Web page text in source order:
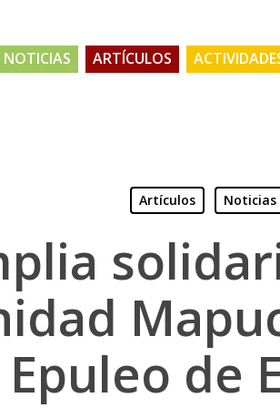
NOTICIAS ARTÍCULOS
Artículos Noticias
Epuleo de